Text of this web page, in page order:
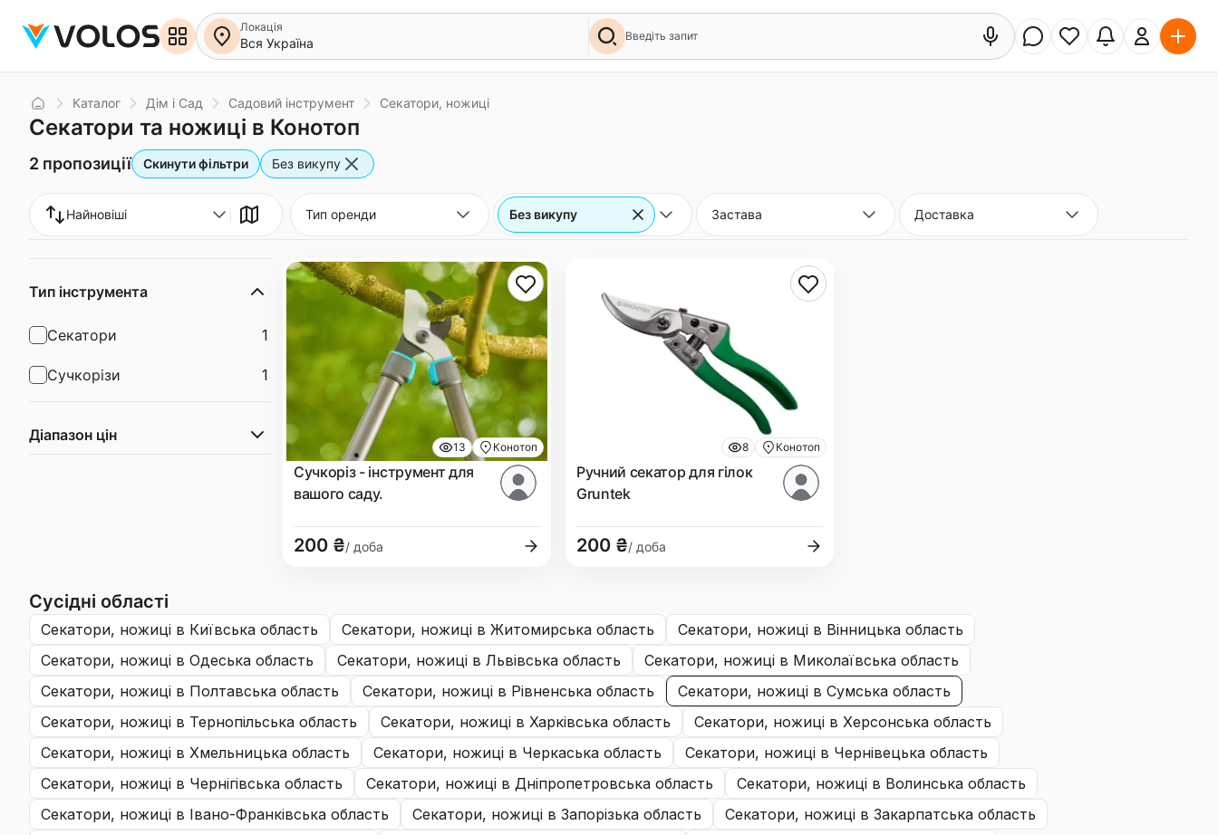
Локація
Вся Україна Введіть запит
ГоловнаКаталог Дім і Сад Cадовий інструмент Секатори, ножиці
Секатори та ножиці в Конотоп
2 пропозиції Скинути фільтри Без викупу
Тип оренди Без викупу Застава Доставка
Найновіші
Тип інструмента
Секатори 1
Сучкорізи 1
Діапазон цін
13 Конотоп
Сучкоріз - інструмент для
вашого саду.
200 ₴/ доба
8 Конотоп
Ручний секатор для гілок
Gruntek
200 ₴/ доба
Сусідні області
секатори, ножиці в Київська область секатори, ножиці в Житомирська область секатори, ножиці в Вінницька область
секатори, ножиці в Одеська область секатори, ножиці в Львівська область секатори, ножиці в Миколаївська область
секатори, ножиці в Полтавська область секатори, ножиці в Рівненська область секатори, ножиці в Сумська область
секатори, ножиці в Тернопільська область секатори, ножиці в Харківська область секатори, ножиці в Херсонська область
секатори, ножиці в Хмельницька область секатори, ножиці в Черкаська область секатори, ножиці в Чернівецька область
секатори, ножиці в Чернігівська область секатори, ножиці в Дніпропетровська область секатори, ножиці в Волинська область
секатори, ножиці в Івано-Франківська область секатори, ножиці в Запорізька область секатори, ножиці в Закарпатська область